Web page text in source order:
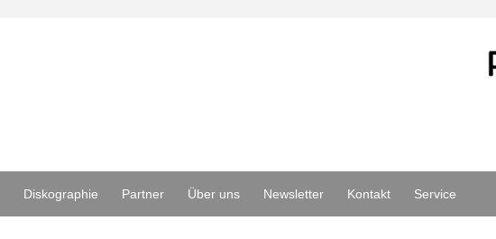
Diskographie Partner Über uns Newsletter Kontakt Service